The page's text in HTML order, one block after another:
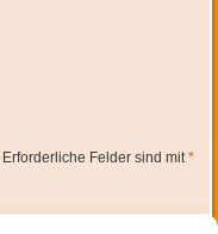
Erforderliche Felder sind mit*